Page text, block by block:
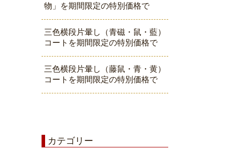
物」を期間限定の特別価格で
三色横段片暈し（青磁・鼠・藍）
コートを期間限定の特別価格で
三色横段片暈し（藤鼠・青・黄）
コートを期間限定の特別価格で
カテゴリー